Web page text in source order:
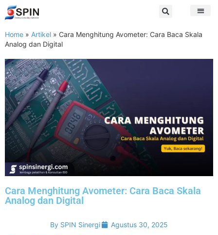
Home » Artikel » Cara Menghitung Avometer: Cara Baca Skala
Analog dan Digital
Cara Menghitung Avometer: Cara Baca Skala
Analog dan Digital
By SPIN Sinergi Agustus 30, 2025